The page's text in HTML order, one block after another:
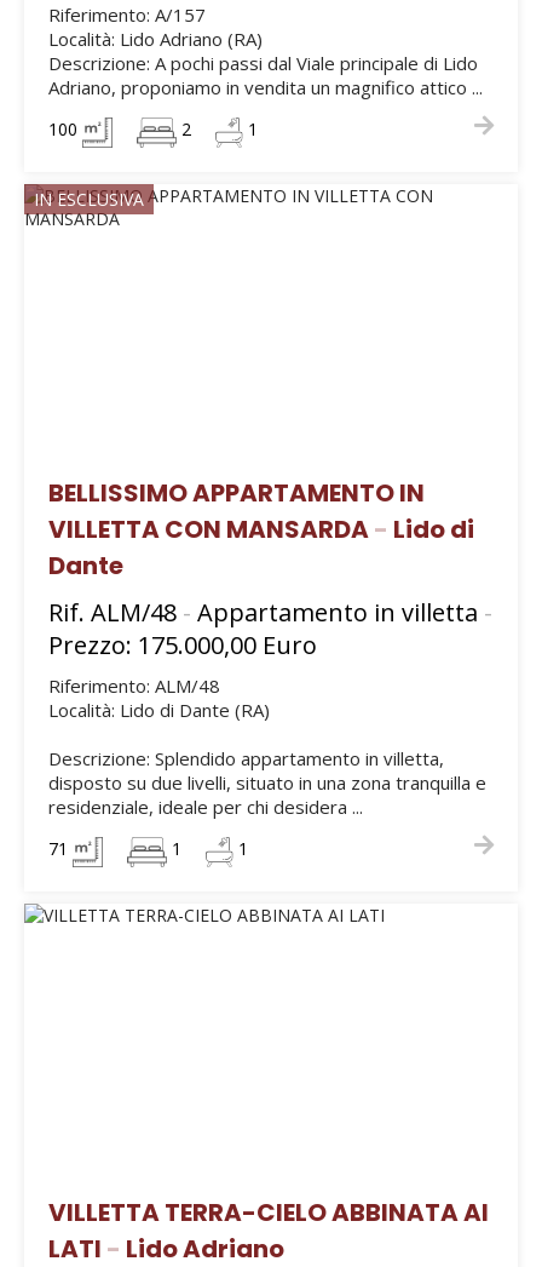
Riferimento: A/157
Località: Lido Adriano (RA)
Descrizione: A pochi passi dal Viale principale di Lido
Adriano, proponiamo in vendita un magnifico attico ...
100 2 1
IN ESCLUSIVA
BELLISSIMO APPARTAMENTO IN
VILLETTA CON MANSARDA- Lido di
Dante
Rif. ALM/48 - Appartamento in villetta -
Prezzo: 175.000,00 Euro
Riferimento: ALM/48
Località: Lido di Dante (RA)
Descrizione: Splendido appartamento in villetta,
disposto su due livelli, situato in una zona tranquilla e
residenziale, ideale per chi desidera ...
71 1 1
VILLETTA TERRA-CIELO ABBINATA AI
LATI - Lido Adriano